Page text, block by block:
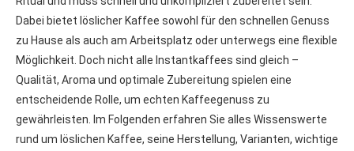
Dabei bietet löslicher Kaffee sowohl für den schnellen Genuss
zu Hause als auch am Arbeitsplatz oder unterwegs eine flexible
Möglichkeit. Doch nicht alle Instantkaffees sind gleich –
Qualität, Aroma und optimale Zubereitung spielen eine
entscheidende Rolle, um echten Kaffeegenuss zu
gewährleisten. Im Folgenden erfahren Sie alles Wissenswerte
rund um löslichen Kaffee, seine Herstellung, Varianten, wichtige